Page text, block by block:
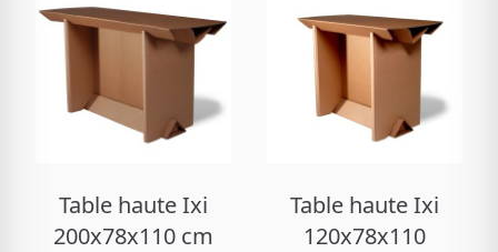
Table haute Ixi
200x78x110 cm
Table haute Ixi
120x78x110